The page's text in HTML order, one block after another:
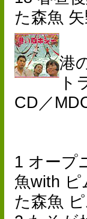
た森魚
港
CD／
1 オープ
魚with
た森魚